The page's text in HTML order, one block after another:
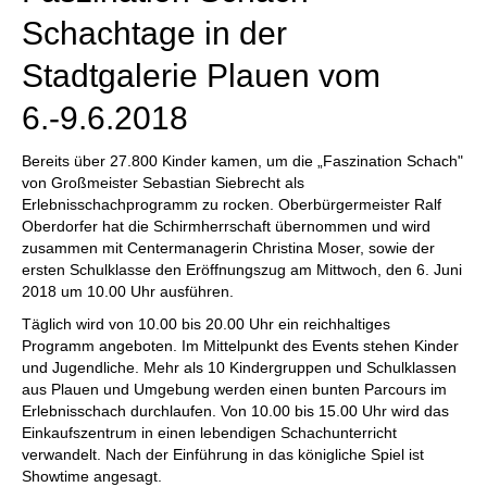
Schachtage in der
Stadtgalerie Plauen vom
6.-9.6.2018
Bereits über 27.800 Kinder kamen, um die „Faszination Schach"
von Großmeister Sebastian Siebrecht als
Erlebnisschachprogramm zu rocken. Oberbürgermeister Ralf
Oberdorfer hat die Schirmherrschaft übernommen und wird
zusammen mit Centermanagerin Christina Moser, sowie der
ersten Schulklasse den Eröffnungszug am Mittwoch, den 6. Juni
2018 um 10.00 Uhr ausführen.
Täglich wird von 10.00 bis 20.00 Uhr ein reichhaltiges
Programm angeboten. Im Mittelpunkt des Events stehen Kinder
und Jugendliche. Mehr als 10 Kindergruppen und Schulklassen
aus Plauen und Umgebung werden einen bunten Parcours im
Erlebnisschach durchlaufen. Von 10.00 bis 15.00 Uhr wird das
Einkaufszentrum in einen lebendigen Schachunterricht
verwandelt. Nach der Einführung in das königliche Spiel ist
Showtime angesagt.